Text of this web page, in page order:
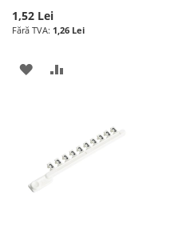
1,52 Lei
1,26 Lei
ADAUGATI
DORINTE